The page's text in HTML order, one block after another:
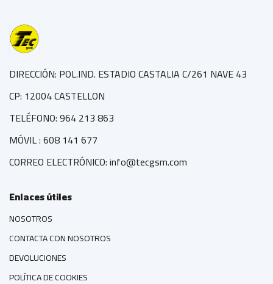
DIRECCIÓN: POL.IND. ESTADIO CASTALIA C/261 NAVE 43
CP: 12004 CASTELLON
TELÉFONO: 964 213 863
MÓVIL : 608 141 677
CORREO ELECTRÓNICO: info@tecgsm.com
Enlaces útiles
NOSOTROS
CONTACTA CON NOSOTROS
DEVOLUCIONES
POLÍTICA DE COOKIES